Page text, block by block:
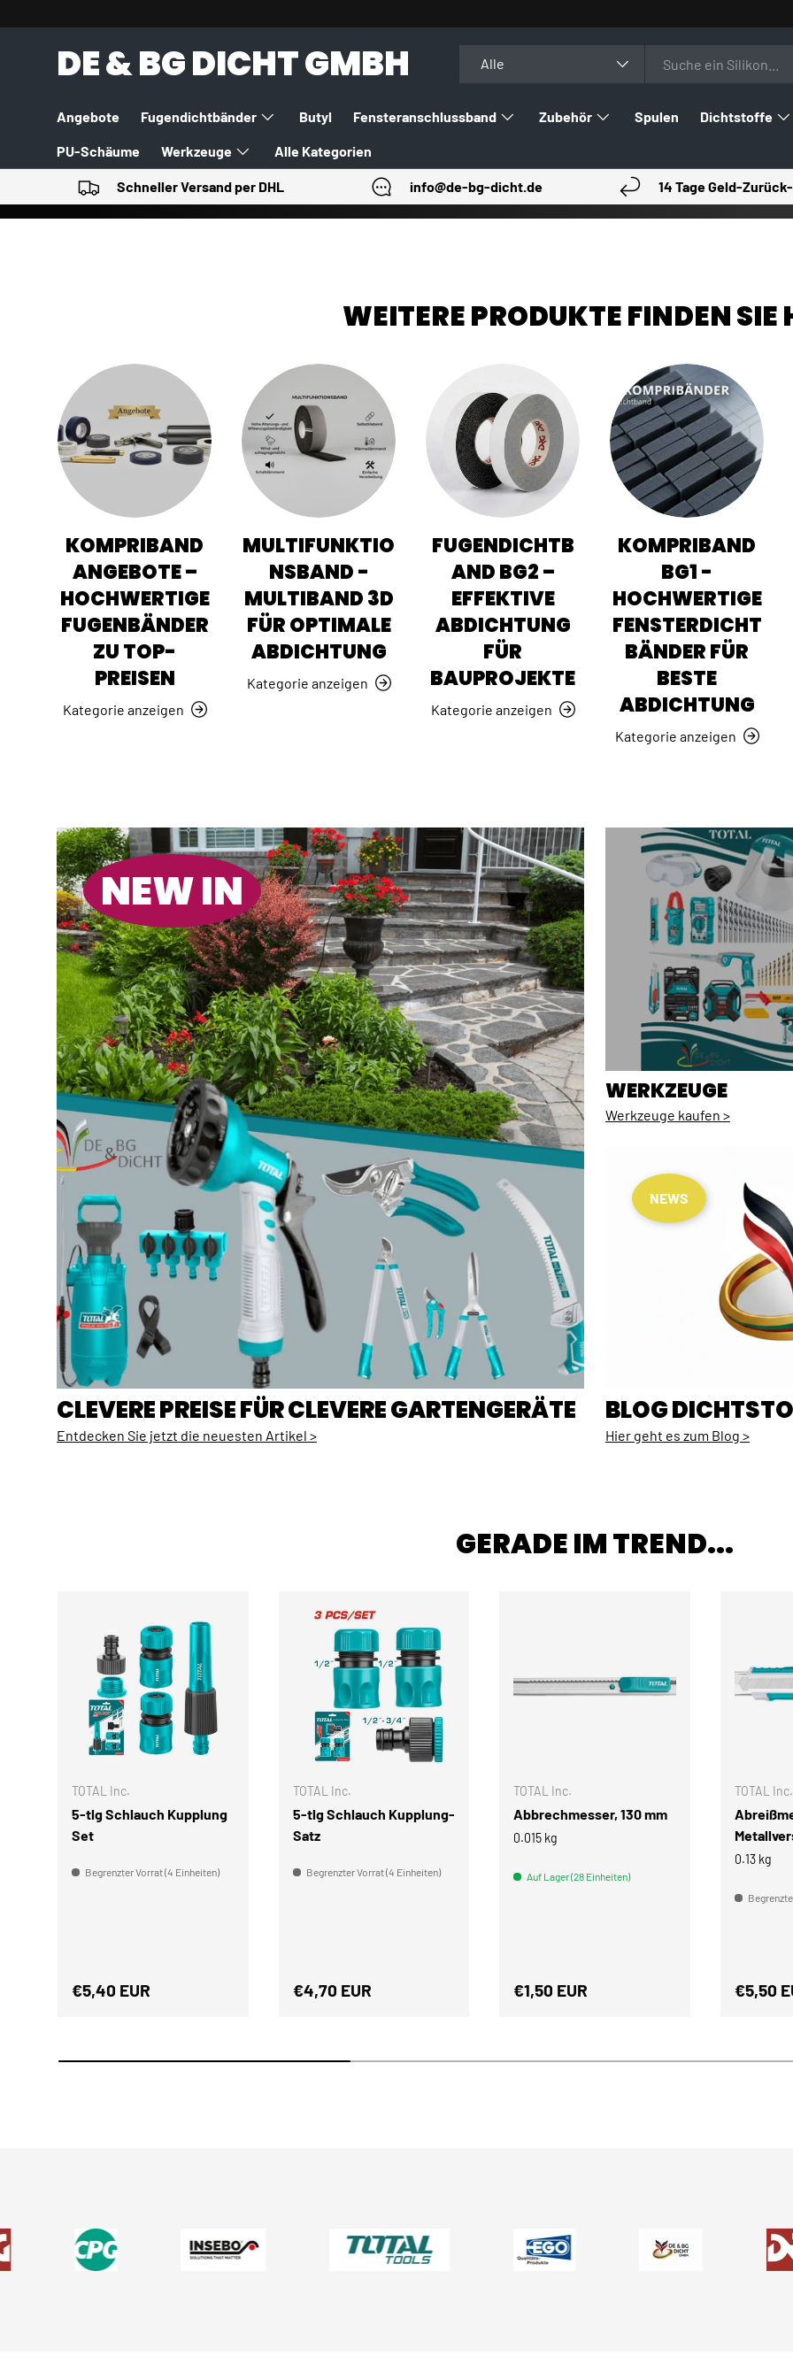
DIREKT ZUM INHALT
DE & BG DICHT GMBH Alle
Angebote Fugendichtbänder Butyl Fensteranschlussband Zubehör Spulen Dichtstoffe
PU-Schäume Werkzeuge Alle Kategorien
Schneller Versand per DHL info@de-bg-dicht.de 14 Tage Geld-
WEITERE PRODUKTE FINDEN SIE
KOMPRIBAND
ANGEBOTE –
HOCHWERTIGE
FUGENBÄNDER
ZU TOP-
PREISEN
Kategorie anzeigen
MULTIFUNKTIO
NSBAND -
MULTIBAND 3D
FÜR OPTIMALE
ABDICHTUNG
Kategorie anzeigen
FUGENDICHTB
AND BG2 –
EFFEKTIVE
ABDICHTUNG
FÜR
BAUPROJEKTE
Kategorie anzeigen
KOMPRIBAND
BG1 -
HOCHWERTIGE
FENSTERDICHT
BÄNDER FÜR
BESTE
ABDICHTUNG
Kategorie anzeigen
NEW IN
CLEVERE PREISE FÜR CLEVERE GARTENGERÄTE
Entdecken Sie jetzt die neuesten Artikel >
WERKZEUGE
Werkzeuge kaufen >
NEWS
BLOG
Hier geht es zum Blog >
GERADE IM TREND...
TOTAL Inc.
5-tlg Schlauch Kupplung
Set
Begrenzter Vorrat (4 Einheiten)
Normaler Preis
€5,40 EUR
IN DEN WARENKORB
TOTAL Inc.
5-tlg Schlauch Kupplung-
Satz
Begrenzter Vorrat (4 Einheiten)
Normaler Preis
€4,70 EUR
IN DEN WARENKORB
TOTAL Inc.
Abbrechmesser, 130 mm
0.015 kg
Auf Lager (28 Einheiten)
Normaler Preis
€1,50 EUR
TOTAL Inc.
0.13 kg
€5,50